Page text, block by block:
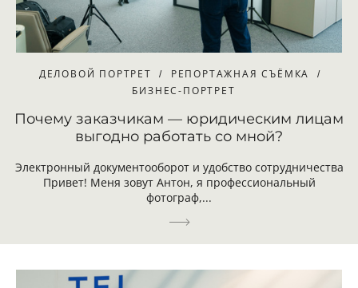
ДЕЛОВОЙ ПОРТРЕТ
РЕПОРТАЖНАЯ СЪЁМКА
БИЗНЕС-ПОРТРЕТ
Почему заказчикам — юридическим лицам
выгодно работать со мной?
Электронный документооборот и удобство сотрудничества
Привет! Меня зовут Антон, я профессиональный
фотограф,...